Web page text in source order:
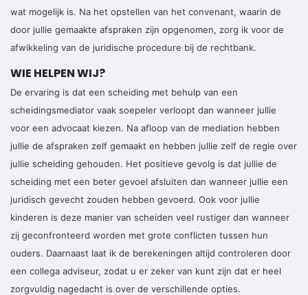
wat mogelijk is. Na het opstellen van het convenant, waarin de
door jullie gemaakte afspraken zijn opgenomen, zorg ik voor de
afwikkeling van de juridische procedure bij de rechtbank.
WIE HELPEN WIJ?
De ervaring is dat een scheiding met behulp van een
scheidingsmediator vaak soepeler verloopt dan wanneer jullie
voor een advocaat kiezen. Na afloop van de mediation hebben
jullie de afspraken zelf gemaakt en hebben jullie zelf de regie over
jullie scheiding gehouden. Het positieve gevolg is dat jullie de
scheiding met een beter gevoel afsluiten dan wanneer jullie een
juridisch gevecht zouden hebben gevoerd. Ook voor jullie
kinderen is deze manier van scheiden veel rustiger dan wanneer
zij geconfronteerd worden met grote conflicten tussen hun
ouders. Daarnaast laat ik de berekeningen altijd controleren door
een collega adviseur, zodat u er zeker van kunt zijn dat er heel
zorgvuldig nagedacht is over de verschillende opties.